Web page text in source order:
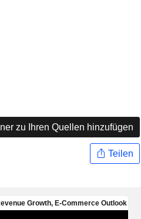
zu Ihren Quellen hinzufügen
Teilen